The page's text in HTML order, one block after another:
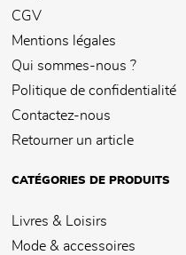
CGV
Mentions légales
Qui sommes-nous ?
Politique de confidentialité
Contactez-nous
Retourner un article
CATÉGORIES DE PRODUITS
Livres & Loisirs
Mode & accessoires